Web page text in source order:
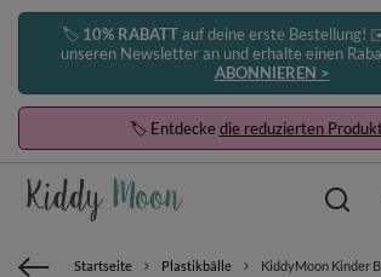
🏷️ 10% RABATTauf deine erste Bestellung!
unseren Newsletter an und erhalte einen
ABONNIEREN >
🏷️ Entdeckedie reduzierten
Startseite Plastikbälle KiddyMoon Kinder